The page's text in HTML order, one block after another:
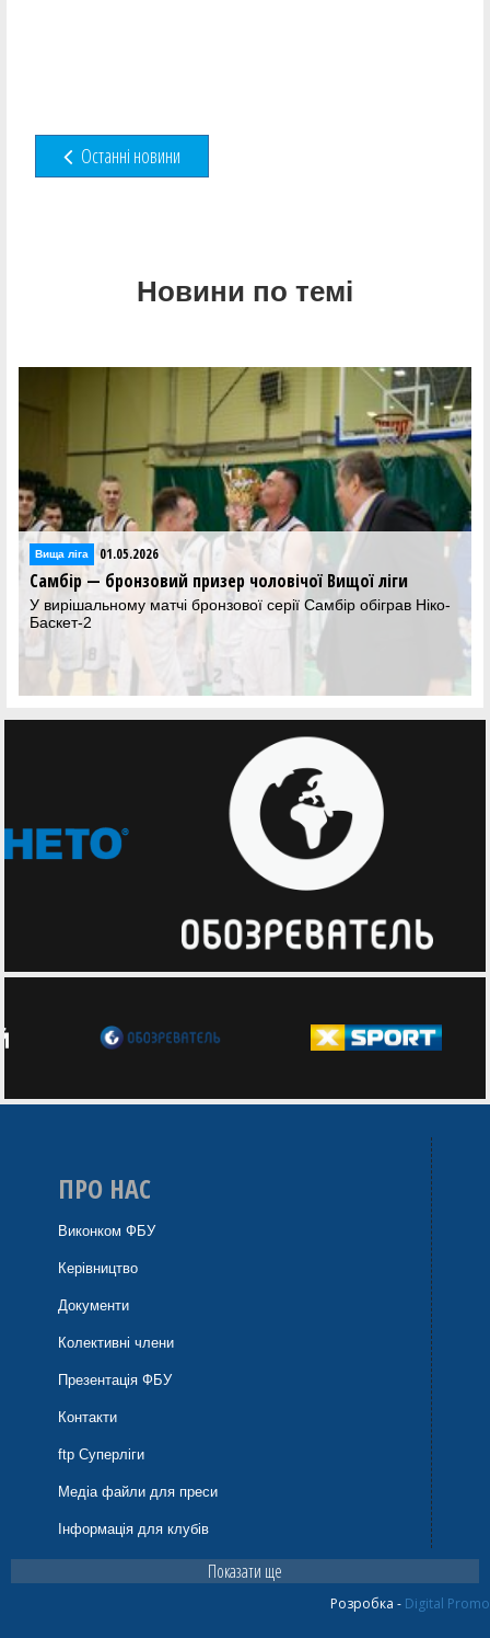
Останні новини
Новини по темі
Вища лiга 01.05.2026
Самбір — бронзовий призер чоловічої Вищої ліги
У вирішальному матчі бронзової серії Самбір обіграв Ніко-
Баскет-2
ПРО НАС
Виконком ФБУ
Керівництво
Документи
Колективні члени
Презентація ФБУ
Контакти
ftp Суперліги
Медіа файли для преси
Інформація для клубів
Показати ще
Розробка - Digital Promo